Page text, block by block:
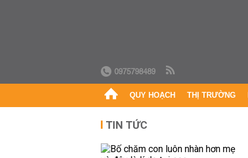
0975798489
QUY HOẠCH THỊ TRƯỜNG
TIN TỨC